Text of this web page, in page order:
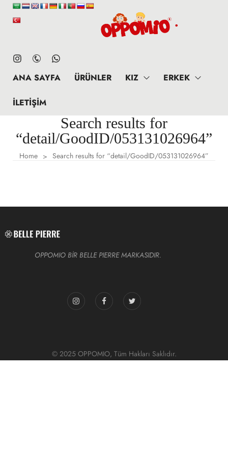
ANA SAYFA ÜRÜNLER KIZ ERKEK
İLETIŞIM
Search results for
“detail/GoodID/053131026964”
Home > Search results for “detail/GoodID/053131026964”
OPPOMIO BİR BELLE PIERRE MARKASIDIR.
© 2025 OPPOMIO, Tüm Hakları Saklıdır.